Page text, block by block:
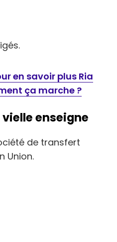
en savoir plus Ria
ça marche ?
enseigne
de transfert
Union.